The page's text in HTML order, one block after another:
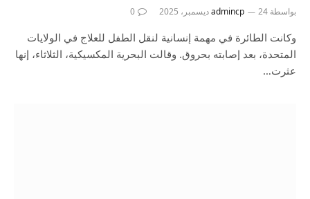
بواسطة admincp 24 ديسمبر، 2025 0
وكانت الطائرة في مهمة إنسانية ⁠لنقل الطفل للعلاج في الولايات
المتحدة، بعد إصابته بحروق. وقالت ‌البحرية المكسيكية، الثلاثاء، إنها
عثرت…